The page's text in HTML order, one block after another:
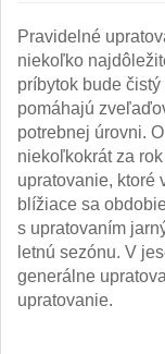
Pravidelné
niekoľko
príbytok bude
pomáhajú
potrebnej úrovni.
niekoľkokrát za
upratovanie, ktoré
blížiace sa
s upratovaním
letnú sezónu. V
generálne
upratovanie.